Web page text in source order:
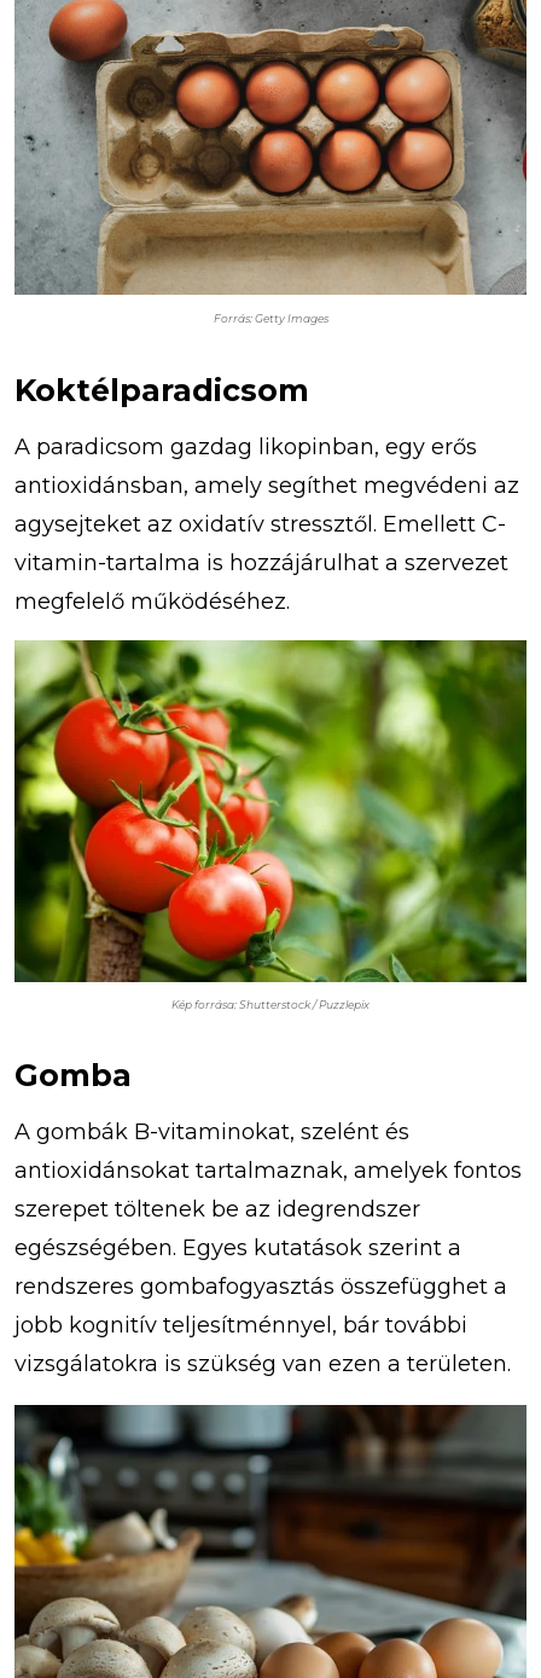
Forrás: Getty Images
Koktélparadicsom
A paradicsom gazdag likopinban, egy erős
antioxidánsban, amely segíthet megvédeni az
agysejteket az oxidatív stressztől. Emellett C-
vitamin-tartalma is hozzájárulhat a szervezet
megfelelő működéséhez.
Kép forrása: Shutterstock / Puzzlepix
Gomba
A gombák B-vitaminokat, szelént és
antioxidánsokat tartalmaznak, amelyek fontos
szerepet töltenek be az idegrendszer
egészségében. Egyes kutatások szerint a
rendszeres gombafogyasztás összefügghet a
jobb kognitív teljesítménnyel, bár további
vizsgálatokra is szükség van ezen a területen.